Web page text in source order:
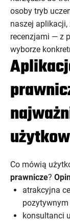
osoby tryb
naszej
recenzjami — z
wyborze
Co mówią
prawnicze?
atrakcyjna
konsultanci